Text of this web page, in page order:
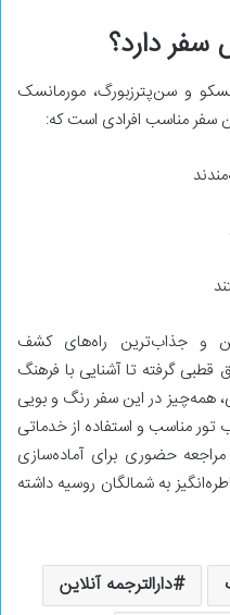
سفر دارد؟
و سن‌پترزبورگ، مورمانسک
سفر مناسب افرادی است که:
و جذاب‌ترین راه‌های کشف
گرفته تا آشنایی با فرهنگ
همه‌چیز در این سفر رنگ و بویی
تور مناسب و استفاده از خدماتی
مراجعه حضوری برای آماده‌سازی
به شمالگان روسیه داشته
دارالترجمه آنلاین